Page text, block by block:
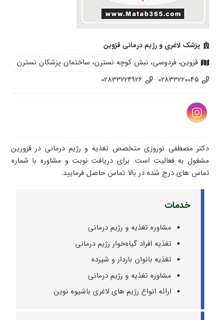
پزشک لاغری و رژیم درمانی قزوین
قزوین، فردوسی، نبش کوچه نسترن، ساختمان پزشکان نسترن
02833220045
02833224926
دکتر مصطفی نوروزی متخصص تغذیه و رژیم درمانی در قزورین
مشغول به فعالیت است. برای دریافت نوبت و مشاوره با شماره
تماس های درج شده در بالا تماس حاصل فرمایید.
خدمات
مشاوره تغذیه و رژیم درمانی
تغذیه افراد گیاه‌خوار رژیم درمانی
تغذیه بانوان باردار و شیرده
مشاوره تغذیه و رژیم درمانی
ارائه انواع رژیم های لاغری باشیوه نوین